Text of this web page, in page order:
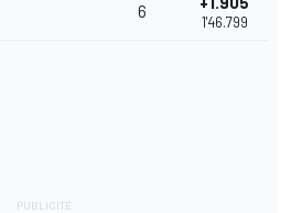
6
1'46.799